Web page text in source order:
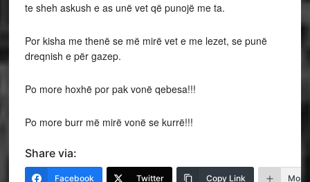
te sheh askush e as unë vet që punojë me ta.
Por kisha me thenë se më mirë vet e me lezet, se punë
dreqnish e për gazep.
Po more hoxhë por pak vonë qebesa!!!
Po more burr më mirë vonë se kurrë!!!
Share via:
Facebook Twitter Copy Link More